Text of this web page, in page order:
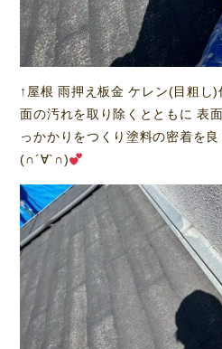
↑屋根 雨押え板金 ケレン(目粗し
面の汚れを取り除くとともに 表
っかかりをつくり塗料の密着を
(∩´∀`∩)